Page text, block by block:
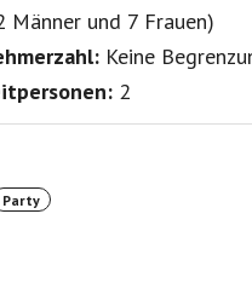
Männer und 7 Frauen)
Keine
2
Party